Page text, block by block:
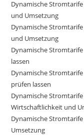
Dynamische
und Umsetzung
Dynamische
und Umsetzung
Dynamische
lassen
Dynamische
prüfen lassen
Dynamische
Wirtschaftlichkeit und
Dynamische
Umsetzung